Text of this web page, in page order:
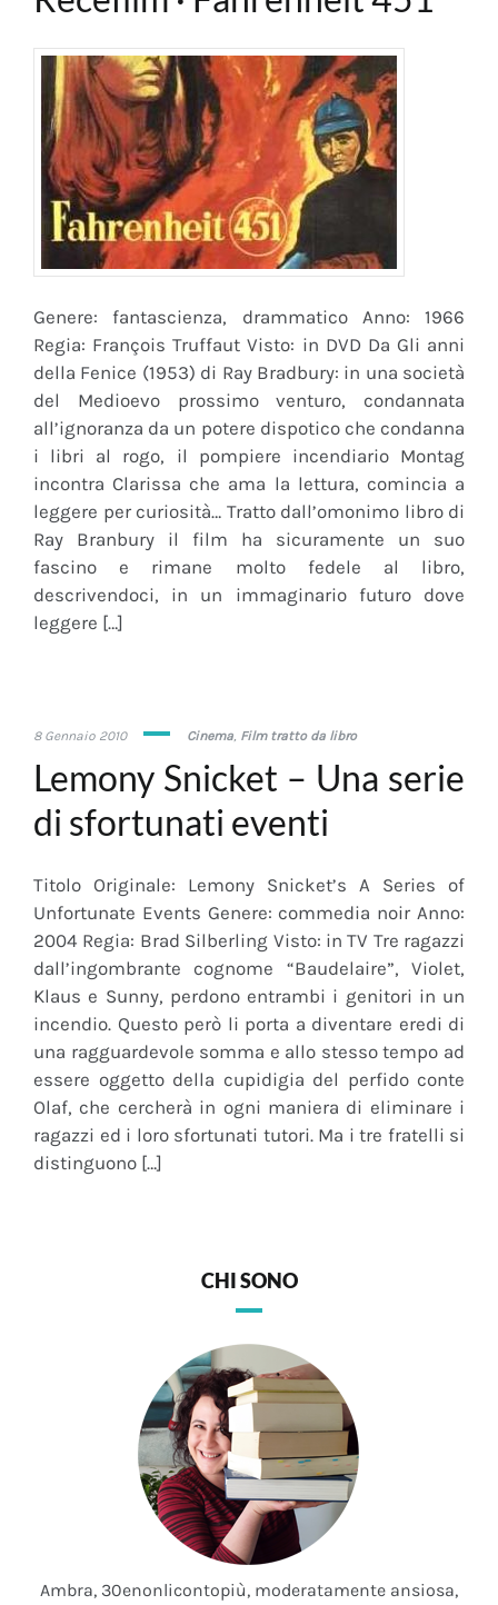
Genere: fantascienza, drammatico Anno: 1966
Regia: François Truffaut Visto: in DVD Da Gli anni
della Fenice (1953) di Ray Bradbury: in una società
del Medioevo prossimo venturo, condannata
all’ignoranza da un potere dispotico che condanna
i libri al rogo, il pompiere incendiario Montag
incontra Clarissa che ama la lettura, comincia a
leggere per curiosità… Tratto dall’omonimo libro di
Ray Branbury il film ha sicuramente un suo
fascino e rimane molto fedele al libro,
descrivendoci, in un immaginario futuro dove
leggere […]
8 Gennaio 201029
Cinema, Film tratto da libro
Lemony Snicket – Una serie
di sfortunati eventi
Titolo Originale: Lemony Snicket’s A Series of
Unfortunate Events Genere: commedia noir Anno:
2004 Regia: Brad Silberling Visto: in TV Tre ragazzi
dall’ingombrante cognome “Baudelaire”, Violet,
Klaus e Sunny, perdono entrambi i genitori in un
incendio. Questo però li porta a diventare eredi di
una ragguardevole somma e allo stesso tempo ad
essere oggetto della cupidigia del perfido conte
Olaf, che cercherà in ogni maniera di eliminare i
ragazzi ed i loro sfortunati tutori. Ma i tre fratelli si
distinguono […]
CHI SONO
Ambra, 30enonlicontopiù, moderatamente ansiosa,